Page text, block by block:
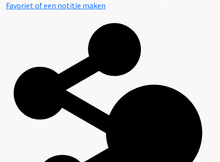
Raadpleegbare openbare bronnen (deels digitaal)
Favoriet of een notitie maken